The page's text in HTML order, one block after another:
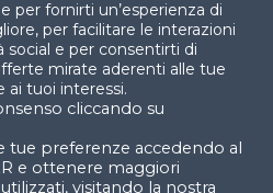
di Milano Dipartimento
per fornirti un’esperienza di
per facilitare le interazioni
social e per consentirti di
mirate aderenti alle tue
ai tuoi interessi.
cliccando su
tue preferenze accedendo al
e ottenere maggiori
visitando la nostra